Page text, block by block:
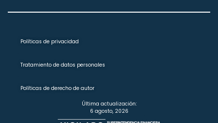
Políticas de privacidad
Tratamiento de datos personales
Políticas de derecho de autor
Última actualización:
6 agosto, 2026